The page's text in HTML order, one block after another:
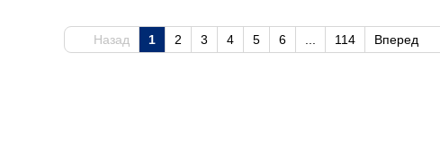
Назад 1 2 3 4 5 6 ... 114 Вперед